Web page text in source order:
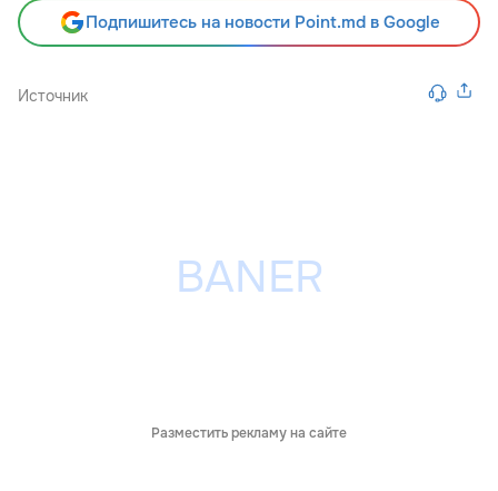
Подпишитесь на новости Point.md в Google
Источник
Разместить рекламу на сайте